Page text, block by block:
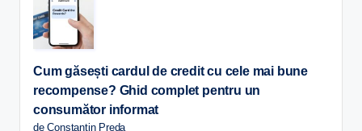
Cum găsești cardul de credit cu cele mai bune
recompense? Ghid complet pentru un
consumător informat
de Constantin Preda